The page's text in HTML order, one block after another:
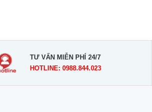
TƯ VẤN MIỄN PHÍ 24/7
HOTLINE: 0988.844.023